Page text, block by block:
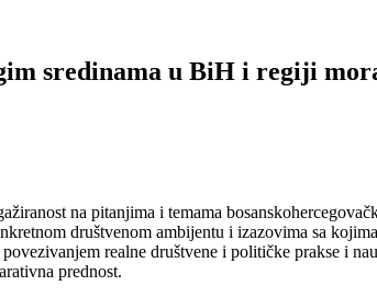
sredinama u BiH i regiji
na pitanjima i temama
društvenom ambijentu i izazovima sa
realne društvene i političke prakse i
prednost.